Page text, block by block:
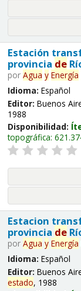
Estación
provincia de
por Agua y Energía
Idioma: Español
Editor: Buenos
1988
Disponibilidad:
topográfica:
Estacion
provincia de
por Agua y Energía
Idioma: Español
Editor: Buenos
estado, 1988